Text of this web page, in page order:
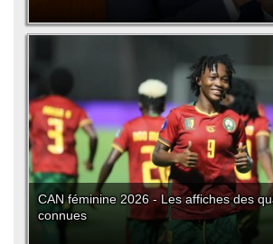
CAN féminine 2026 - Les affiches des
connues